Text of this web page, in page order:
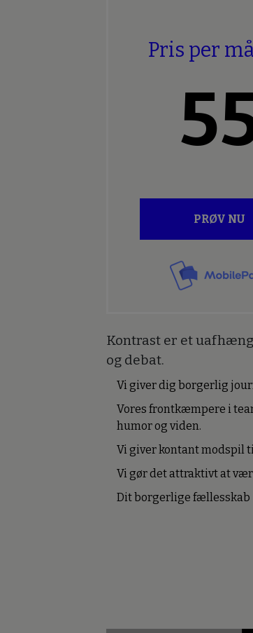
Pris per
PRØV NU
Kontrast er et
og debat.
Vi giver dig borgerlig
Vores frontkæmpere i
humor og viden.
Vi giver kontant modspil
Vi gør det attraktivt at
Dit borgerlige fællesskab